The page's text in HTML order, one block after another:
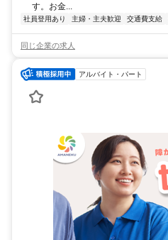
す。お金...
社員登用あり 主婦・主夫歓迎 交通費支給
同じ企業の求人
アルバイト・パート